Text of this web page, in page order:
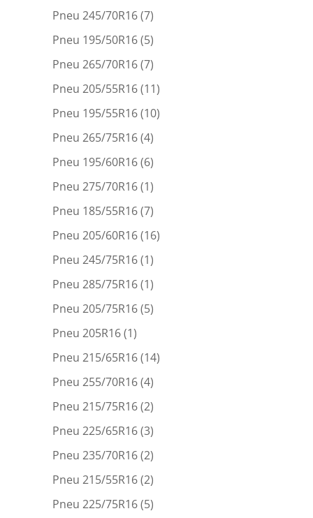
Pneu 245/70R16(7)
Pneu 195/50R16(5)
Pneu 265/70R16(7)
Pneu 205/55R16(11)
Pneu 195/55R16(10)
Pneu 265/75R16(4)
Pneu 195/60R16(6)
Pneu 275/70R16(1)
Pneu 185/55R16(7)
Pneu 205/60R16(16)
Pneu 245/75R16(1)
Pneu 285/75R16(1)
Pneu 205/75R16(5)
Pneu 205R16(1)
Pneu 215/65R16(14)
Pneu 255/70R16(4)
Pneu 215/75R16(2)
Pneu 225/65R16(3)
Pneu 235/70R16(2)
Pneu 215/55R16(2)
Pneu 225/75R16(5)